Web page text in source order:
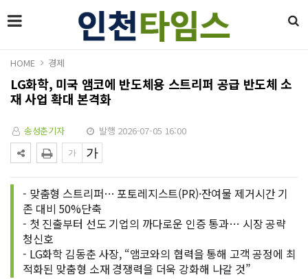
HOME 경제
LG화학, 미국 앰코에 반도체용 스트리퍼 공급 반도체 소
재 사업 확대 본격화
송성춘기자 발행 2026-07-05 16:00
- 맞춤형 스트리퍼… 포토레지스트(PR)·잔여물 제거시간 기
존 대비 50%단축
- 첫 진출부터 선도 기업의 까다로운 인증 통과… 시장 공략
청신호
- LG화학 김동춘 사장, “앰코와의 협력을 통해 고객 공정에 최
적화된 맞춤형 소재 경쟁력을 더욱 강화해 나갈 것”